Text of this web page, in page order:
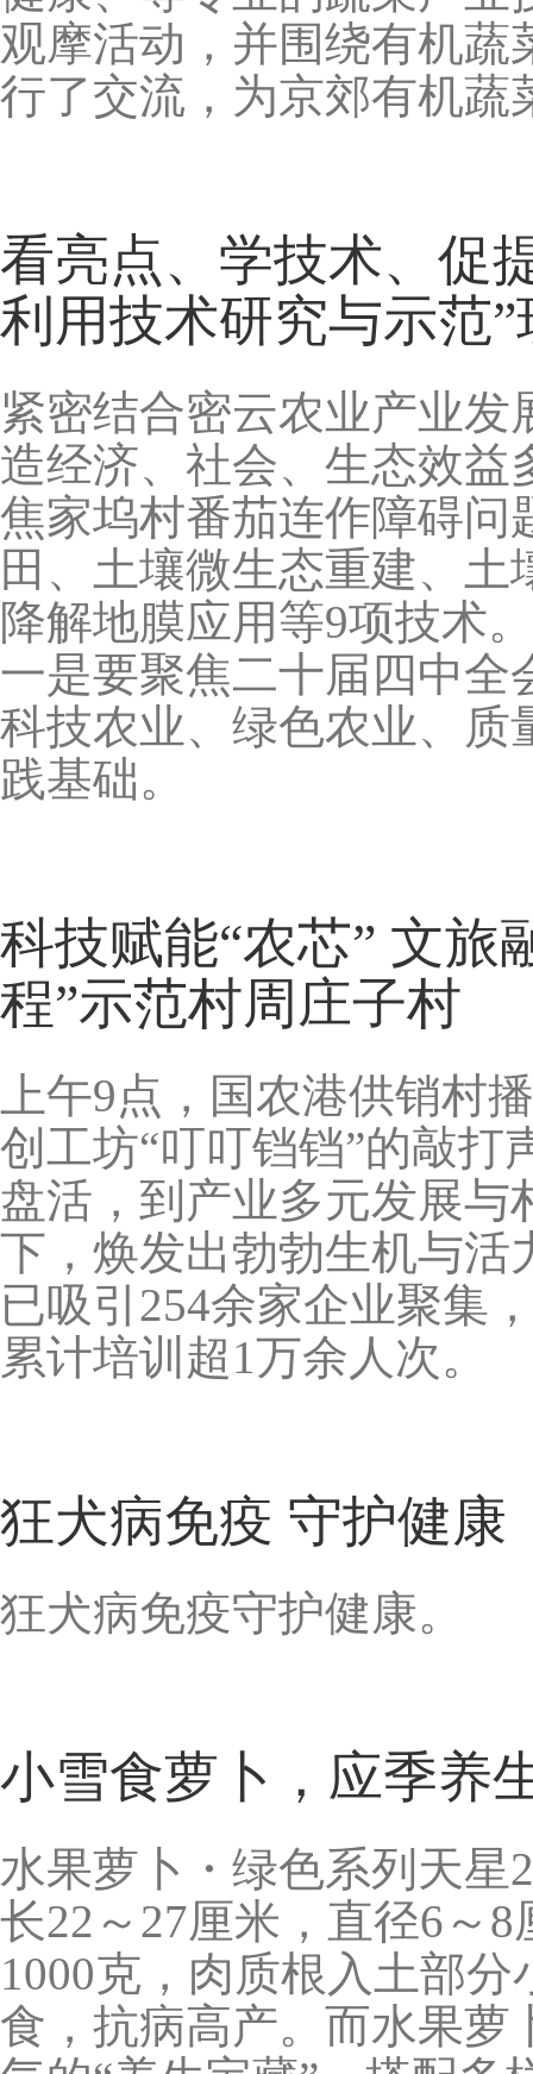
观摩活动，并围绕有机
行了交流，为京郊有机蔬
看亮点、学技术、促
利用技术研究与示范
紧密结合密云农业产业
造经济、社会、生态效益
焦家坞村番茄连作障碍问
田、土壤微生态重建、
降解地膜应用等9项技术
一是要聚焦二十届四中
科技农业、绿色农业、质
践基础。
科技赋能“农芯” 文
程”示范村周庄子村
上午9点，国农港供销村
创工坊“叮叮铛铛”的敲
盘活，到产业多元发展与
下，焕发出勃勃生机与活
已吸引254余家企业聚集
累计培训超1万余人次。
狂犬病免疫 守护健康
狂犬病免疫守护健康。
小雪食萝卜，应季养
水果萝卜・绿色系列天星
长22～27厘米，直径6～
1000克，肉质根入土部
食，抗病高产。而水果萝